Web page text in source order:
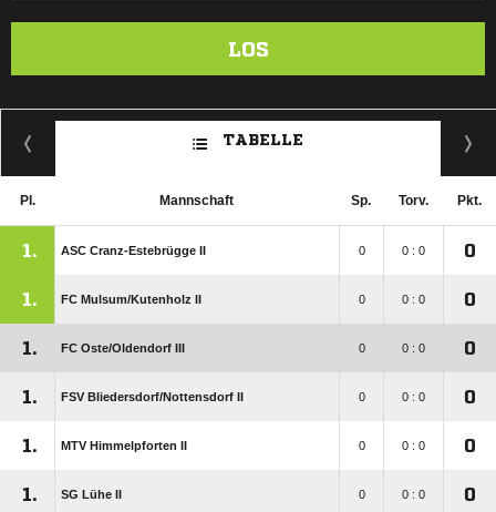
LOS
TABELLE
Pl. Mannschaft Sp. Torv. Pkt.
1. ASC Cranz-Estebrügge II 0 0 : 0 0
1. FC Mulsum/​Kutenholz II 0 0 : 0 0
1. FC Oste/​Oldendorf III 0 0 : 0 0
1. FSV Bliedersdorf/​Nottensdorf II 0 0 : 0 0
1. MTV Himmelpforten II 0 0 : 0 0
1. SG Lühe II 0 0 : 0 0